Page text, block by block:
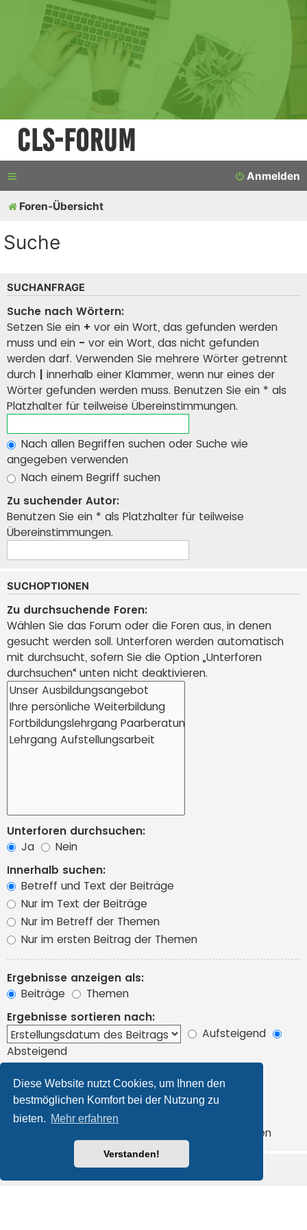
Diese Website nutzt Cookies, um Ihnen den
bestmöglichen Komfort bei der Nutzung zu
bieten. Mehr erfahren
Verstanden!
CLS-Forum
Anmelden
Foren-Übersicht
Suche
SUCHANFRAGE
Suche nach Wörtern:
Setzen Sie ein + vor ein Wort, das gefunden werden
muss und ein - vor ein Wort, das nicht gefunden
werden darf. Verwenden Sie mehrere Wörter getrennt
durch
innerhalb einer Klammer, wenn nur eines der
Wörter gefunden werden muss. Benutzen Sie ein * als
Platzhalter für teilweise Übereinstimmungen.
Nach allen Begriffen suchen oder Suche wie
angegeben verwenden
Nach einem Begriff suchen
Zu suchender Autor:
Benutzen Sie ein * als Platzhalter für teilweise
Übereinstimmungen.
SUCHOPTIONEN
Zu durchsuchende Foren:
Wählen Sie das Forum oder die Foren aus, in denen
gesucht werden soll. Unterforen werden automatisch
mit durchsucht, sofern Sie die Option „Unterforen
durchsuchen“ unten nicht deaktivieren.
Unterforen durchsuchen:
Ja
Nein
Innerhalb suchen:
Betreff und Text der Beiträge
Nur im Text der Beiträge
Nur im Betreff der Themen
Nur im ersten Beitrag der Themen
Ergebnisse anzeigen als:
Beiträge
Themen
Ergebnisse sortieren nach:
Aufsteigend
Absteigend
Die ersten:
Zeichen der Beiträge anzeigen